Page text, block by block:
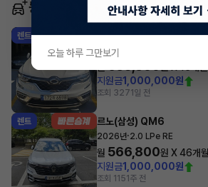
동일 차종 이어카
렌트 르노(삼성) QM6
2023년
지원금1,000,000원
조회 3271일 전
렌트 르노(삼성) QM6
2026년·2.0 LPe RE
월 566,800원 X46개월
지원금1,000,000원
조회 1151주 전
오늘 하루 그만보기